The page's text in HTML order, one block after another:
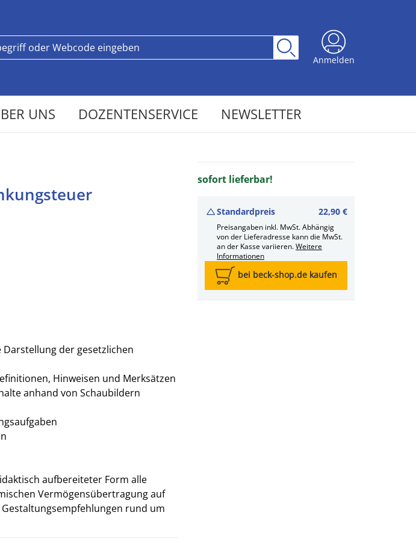
Anmelden
UNS DOZENTENSERVICE NEWSLETTER
der gesetzlichen
Hinweisen und Merksätzen
anhand von Schaubildern
aufbereiteter Form alle
Vermögensübertragung auf
rund um
sowie Erbschaft- und
sofort lieferbar!
Standardpreis 22,90 €
Preisangaben inkl. MwSt. Abhängig
von der Lieferadresse kann die MwSt.
an der Kasse variieren.Weitere
Informationen
bei beck-shop.de kaufen